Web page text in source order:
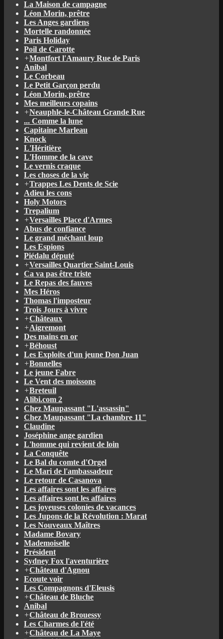
La Maison de campagne
Léon Morin, prêtre
Les Anges gardiens
Mortelle randonnée
Paris Holiday
Poil de Carotte
+Montfort l'Amaury Rue de Paris
Anibal
Le Corbeau
Le Petit Garçon perdu
Léon Morin, prêtre
Mes meilleurs copains
+Neauphle-le-Château Grande Rue
... Comme la lune
Capitaine Marleau
Knock
L'Héritière
L'Homme de la cave
Le vernis craque
Les choses de la vie
+Trappes Les Dents de Scie
Adieu les cons
Holy Motors
Trepalium
+Versailles Place d'Armes
Abus de confiance
Le grand méchant loup
Les Espions
Piédalu député
+Versailles Quartier Saint-Louis
Ca va pas être triste
Le Repas des fauves
Mes Héros
Thomas l'imposteur
Trois Jours à vivre
+Châteaux
+Aigremont
Des mains en or
+Béhoust
Les Exploits d'un jeune Don Juan
+Bonnelles
Le jeune Fabre
Le Vent des moissons
+Breteuil
Alibi.com 2
Chez Maupassant "L'assassin"
Chez Maupassant "La chambre 11"
Claudine
Joséphine ange gardien
L'homme qui revient de loin
La Conquête
Le Bal du comte d'Orgel
Le Mari de l'ambassadeur
Le retour de Casanova
Les affaires sont les affaires
Les affaires sont les affaires
Les joyeuses colonies de vacances
Les Jupons de la Révolution : Marat
Les Nouveaux Maîtres
Madame Bovary
Mademoiselle
Président
Sydney Fox l'aventurière
+Château d'Agnou
Ecoute voir
Les Compagnons d'Eleusis
+Château de Bluche
Anibal
+Château de Brouessy
Les Charmes de l'été
+Château de La Maye